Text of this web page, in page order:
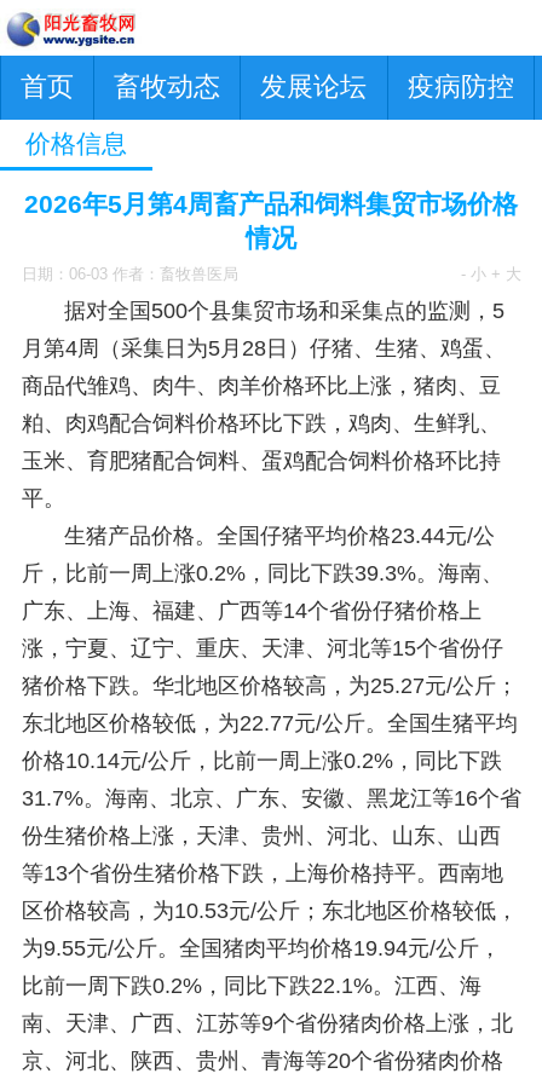
首页 畜牧动态 发展论坛 疫病防控
价格信息
2026年5月第4周畜产品和饲料集贸市场价格
情况
日期：06-03 作者：畜牧兽医局 - 小 + 大
据对全国500个县集贸市场和采集点的监测，5
月第4周（采集日为5月28日）仔猪、生猪、鸡蛋、
商品代雏鸡、肉牛、肉羊价格环比上涨，猪肉、豆
粕、肉鸡配合饲料价格环比下跌，鸡肉、生鲜乳、
玉米、育肥猪配合饲料、蛋鸡配合饲料价格环比持
平。
生猪产品价格。全国仔猪平均价格23.44元/公
斤，比前一周上涨0.2%，同比下跌39.3%。海南、
广东、上海、福建、广西等14个省份仔猪价格上
涨，宁夏、辽宁、重庆、天津、河北等15个省份仔
猪价格下跌。华北地区价格较高，为25.27元/公斤；
东北地区价格较低，为22.77元/公斤。全国生猪平均
价格10.14元/公斤，比前一周上涨0.2%，同比下跌
31.7%。海南、北京、广东、安徽、黑龙江等16个省
份生猪价格上涨，天津、贵州、河北、山东、山西
等13个省份生猪价格下跌，上海价格持平。西南地
区价格较高，为10.53元/公斤；东北地区价格较低，
为9.55元/公斤。全国猪肉平均价格19.94元/公斤，
比前一周下跌0.2%，同比下跌22.1%。江西、海
南、天津、广西、江苏等9个省份猪肉价格上涨，北
京、河北、陕西、贵州、青海等20个省份猪肉价格